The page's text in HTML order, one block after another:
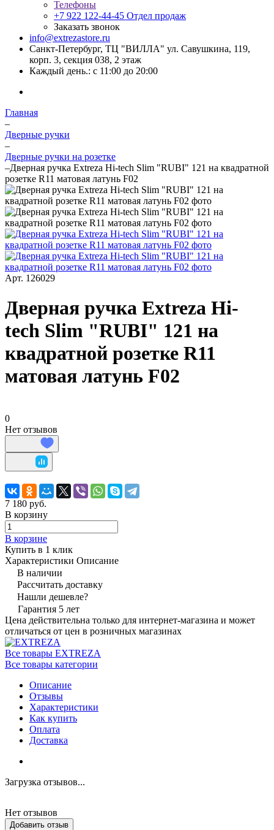
Телефоны
+7 922 122-44-45 Отдел продаж
Заказать звонок
info@extrezastore.ru
Санкт-Петербург, ТЦ "ВИЛЛА" ул. Савушкина, 119,
корп. 3, секция 038, 2 этаж
Каждый день.: с 11:00 до 20:00
Главная
–
Дверные ручки
–
Дверные ручки на розетке
–Дверная ручка Extreza Hi-tech Slim "RUBI" 121 на квадратной
розетке R11 матовая латунь F02
Арт. 126029
Дверная ручка Extreza Hi-
tech Slim "RUBI" 121 на
квадратной розетке R11
матовая латунь F02
0
Нет отзывов
7 180 руб.
В корзину
В корзине
Купить в 1 клик
Характеристики Описание
В наличии
Рассчитать доставку
Нашли дешевле?
Гарантия 5 лет
Цена действительна только для интернет-магазина и может
отличаться от цен в розничных магазинах
Все товары EXTREZA
Все товары категории
Описание
Отзывы
Характеристики
Как купить
Оплата
Доставка
Загрузка отзывов...
Нет отзывов
Добавить отзыв